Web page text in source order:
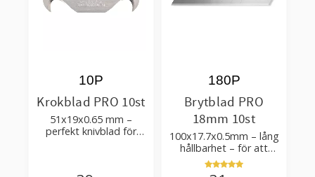
Krokblad PRO 10st
51x19x0.65 mm –
perfekt knivblad för
10P
Brytblad PRO
18mm 10st
100x17.7x0.5mm – lång
hållbarhet – för att
skära kartong, tapet
och golvmaterial
180P